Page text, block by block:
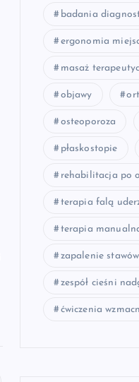
badania
ergonomia
masaż
objawy
osteoporoza
płaskostopie
rehabilitacja po
terapia falą
terapia
zapalenie stawów
zespół cieśni
ćwiczenia